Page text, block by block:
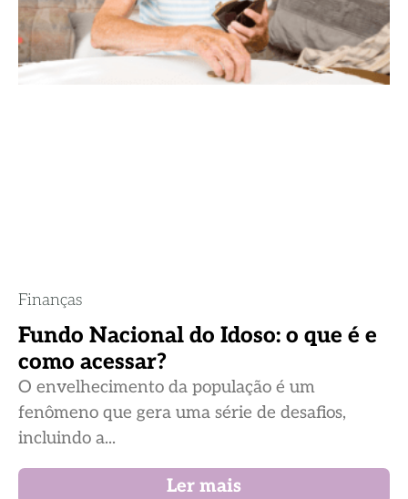
Finanças
Fundo Nacional do Idoso: o que é e
como acessar?
O envelhecimento da população é um
fenômeno que gera uma série de desafios,
incluindo a...
Ler mais